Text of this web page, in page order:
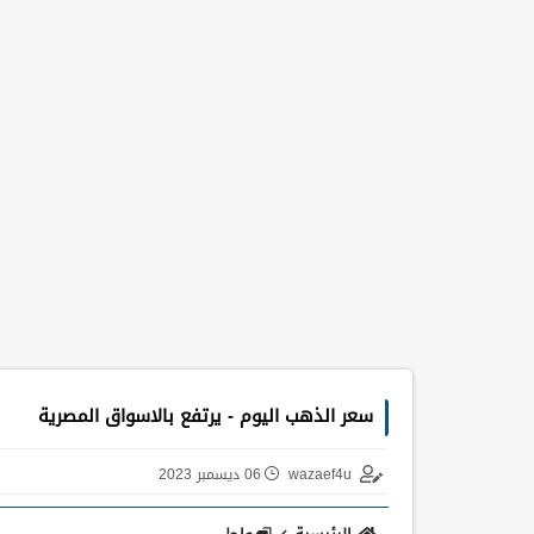
سعر الذهب اليوم - يرتفع بالاسواق المصرية
wazaef4u 06 ديسمبر 2023